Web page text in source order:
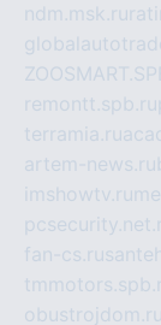
ndm.msk.ru
remontt.spb.ru
terramia.ru
artem-news.ru
imshowtv.ru
fan-cs.ru
obustrojdom.ru